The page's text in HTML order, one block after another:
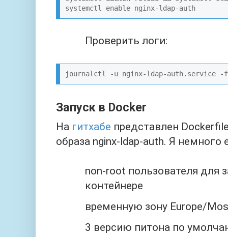
Проверить логи:
journalctl -u nginx-ldap-auth.service -f
Запуск в Docker
На гитхабе представлен
образа nginx-ldap-auth. Я немного
non-root пользователя для
контейнере
временную зону Europe/
3 версию питона по